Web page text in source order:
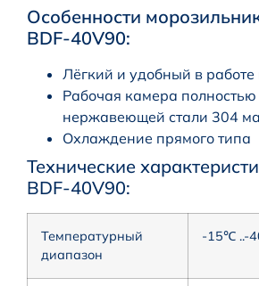
Особенности
BDF-40V90:
Лёгкий и удобный в работе
Рабочая камера полностью
нержавеющей стали 304
Охлаждение прямого типа
Технические
BDF-40V90:
Температурный
диапазон
-15℃ ..-